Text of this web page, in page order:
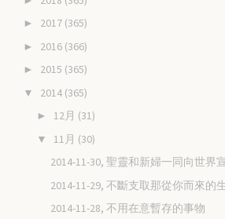
► 2017 (365)
► 2016 (366)
► 2015 (365)
▼ 2014 (365)
► 12月 (31)
▼ 11月 (30)
2014-11-30, 聖靈和新婦一同向世界
2014-11-29, 不斷支取那從你而來的
2014-11-28, 不用在意暫存的事物